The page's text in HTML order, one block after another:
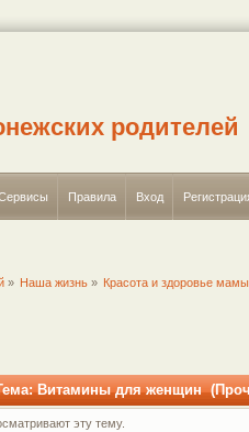
Правила Вход
» Наша жизнь » Красота и здоровье мамы
Витамины для женщин
эту тему.